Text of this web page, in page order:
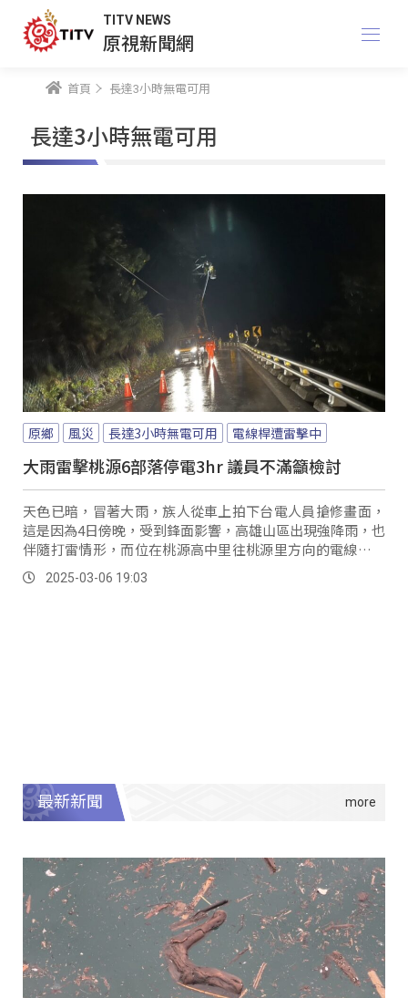
TITV NEWS
原視新聞網
首頁 長達3小時無電可用
長達3小時無電可用
原鄉 風災 長達3小時無電可用 電線桿遭雷擊中
大雨雷擊桃源6部落停電3hr 議員不滿籲檢討
天色已暗，冒著大雨，族人從車上拍下台電人員搶修畫面，
這是因為4日傍晚，受到鋒面影響，高雄山區出現強降雨，也
伴隨打雷情形，而位在桃源高中里往桃源里方向的電線桿遭
雷擊中，絕緣礙子及拉線損壞，造成桃源區6個部落，超過兩
千人，長達3小時無電可用，直到晚間9點才恢復供電，嚴重
2025-03-06 19:03
最新新聞